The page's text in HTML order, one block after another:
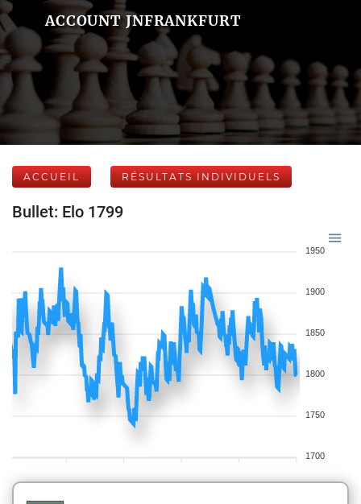
ACCOUNT JNFRANKFURT
ACCUEIL RÉSULTATS INDIVIDUELS
Bullet: Elo 1799
1950
1900
1850
1800
1750
1700